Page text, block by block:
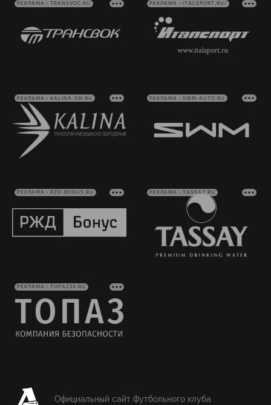
РЕКЛАМА • TRANSVOC.RU РЕКЛАМА • ITALSPORT.RU/
РЕКЛАМА • KALINA-SM.RU РЕКЛАМА • SWM-AUTO.RU
РЕКЛАМА • RZD-BONUS.RU РЕКЛАМА • TASSAY.RU
РЕКЛАМА • TOPAZ24.RU
Официальный сайт Футбольного клуба